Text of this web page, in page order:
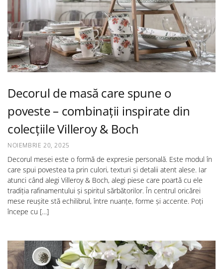
Decorul de masă care spune o
poveste – combinații inspirate din
colecțiile Villeroy & Boch
NOIEMBRIE 20, 2025
Decorul mesei este o formă de expresie personală. Este modul în
care spui povestea ta prin culori, texturi și detalii atent alese. Iar
atunci când alegi Villeroy & Boch, alegi piese care poartă cu ele
tradiția rafinamentului și spiritul sărbătorilor. În centrul oricărei
mese reușite stă echilibrul, între nuanțe, forme și accente. Poți
începe cu […]